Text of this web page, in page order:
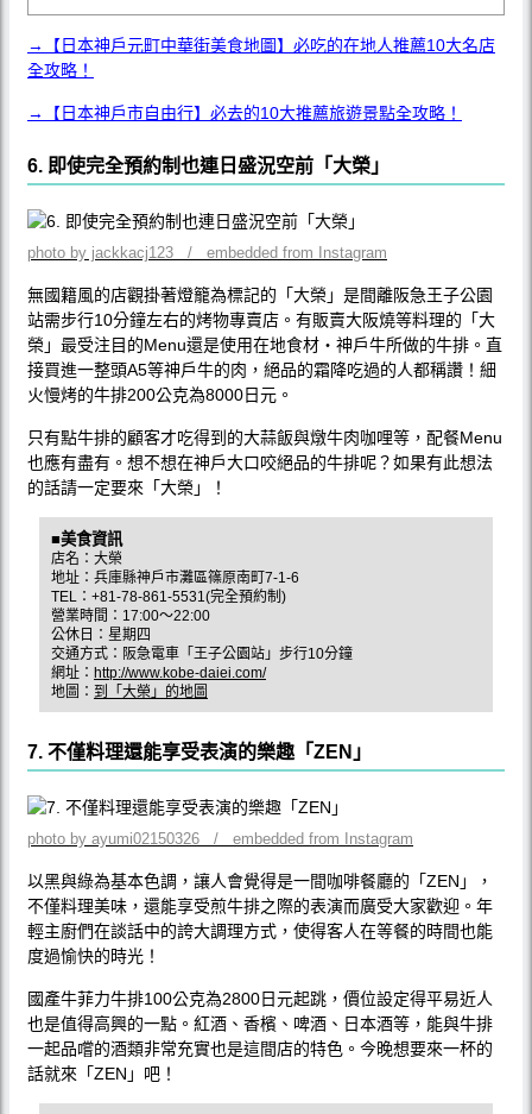
→【日本神戶元町中華街美食地圖】必吃的在地人推薦10大名店
全攻略！
→【日本神戶市自由行】必去的10大推薦旅遊景點全攻略！
6. 即使完全預約制也連日盛況空前「大榮」
photo by jackkacj123 / embedded from Instagram
無國籍風的店觀掛著燈籠為標記的「大榮」是間離阪急王子公園
站需步行10分鐘左右的烤物專賣店。有販賣大阪燒等料理的「大
榮」最受注目的Menu還是使用在地食材‧神戶牛所做的牛排。直
接買進一整頭A5等神戶牛的肉，絕品的霜降吃過的人都稱讚！細
火慢烤的牛排200公克為8000日元。
只有點牛排的顧客才吃得到的大蒜飯與燉牛肉咖哩等，配餐Menu
也應有盡有。想不想在神戶大口咬絕品的牛排呢？如果有此想法
的話請一定要來「大榮」！
■美食資訊
店名：大榮
地址：兵庫縣神戶市灘區篠原南町7-1-6
TEL：+81-78-861-5531(完全預約制)
營業時間：17:00〜22:00
公休日：星期四
交通方式：阪急電車「王子公園站」步行10分鐘
網址： http://www.kobe-daiei.com/
地圖： 到「大榮」的地圖
7. 不僅料理還能享受表演的樂趣「ZEN」
photo by ayumi02150326 / embedded from Instagram
以黑與綠為基本色調，讓人會覺得是一間咖啡餐廳的「ZEN」，
不僅料理美味，還能享受煎牛排之際的表演而廣受大家歡迎。年
輕主廚們在談話中的誇大調理方式，使得客人在等餐的時間也能
度過愉快的時光！
國產牛菲力牛排100公克為2800日元起跳，價位設定得平易近人
也是值得高興的一點。紅酒、香檳、啤酒、日本酒等，能與牛排
一起品嚐的酒類非常充實也是這間店的特色。今晚想要來一杯的
話就來「ZEN」吧！